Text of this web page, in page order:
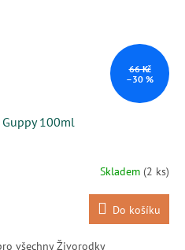
66 Kč
–30 %
Guppy 100ml
Skladem (2 ks)
Do košíku
všechny Živorodky